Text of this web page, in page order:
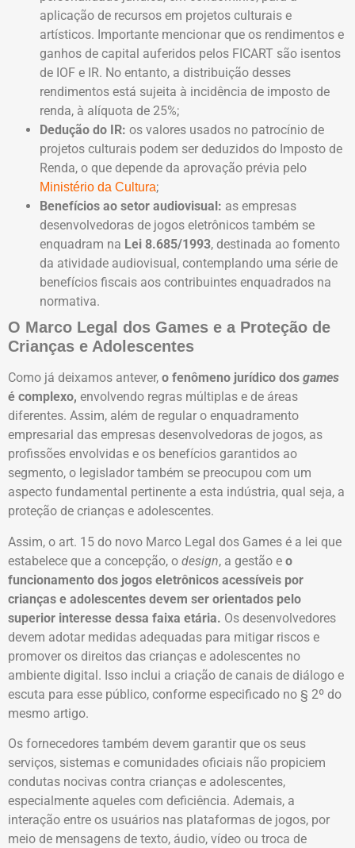
aplicação de recursos em projetos culturais e
artísticos. Importante mencionar que os rendimentos e
ganhos de capital auferidos pelos FICART são isentos
de IOF e IR. No entanto, a distribuição desses
rendimentos está sujeita à incidência de imposto de
renda, à alíquota de 25%;
Dedução do IR: os valores usados no patrocínio de
projetos culturais podem ser deduzidos do Imposto de
Renda, o que depende da aprovação prévia pelo
Ministério da Cultura;
Benefícios ao setor audiovisual: as empresas
desenvolvedoras de jogos eletrônicos também se
enquadram na Lei 8.685/1993, destinada ao fomento
da atividade audiovisual, contemplando uma série de
benefícios fiscais aos contribuintes enquadrados na
normativa.
O Marco Legal dos Games e a Proteção de
Crianças e Adolescentes
Como já deixamos antever, o fenômeno jurídico dos games
é complexo, envolvendo regras múltiplas e de áreas
diferentes. Assim, além de regular o enquadramento
empresarial das empresas desenvolvedoras de jogos, as
profissões envolvidas e os benefícios garantidos ao
segmento, o legislador também se preocupou com um
aspecto fundamental pertinente a esta indústria, qual seja, a
proteção de crianças e adolescentes.
Assim, o art. 15 do novo Marco Legal dos Games é a lei que
estabelece que a concepção, o design, a gestão e o
funcionamento dos jogos eletrônicos acessíveis por
crianças e adolescentes devem ser orientados pelo
superior interesse dessa faixa etária. Os desenvolvedores
devem adotar medidas adequadas para mitigar riscos e
promover os direitos das crianças e adolescentes no
ambiente digital. Isso inclui a criação de canais de diálogo e
escuta para esse público, conforme especificado no § 2º do
mesmo artigo.
Os fornecedores também devem garantir que os seus
serviços, sistemas e comunidades oficiais não propiciem
condutas nocivas contra crianças e adolescentes,
especialmente aqueles com deficiência. Ademais, a
interação entre os usuários nas plataformas de jogos, por
meio de mensagens de texto, áudio, vídeo ou troca de